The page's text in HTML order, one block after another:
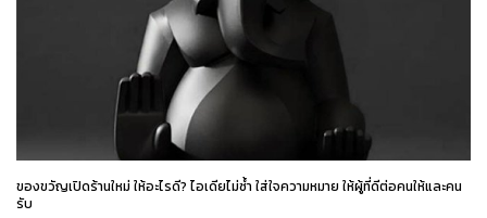
ของขวัญเปิดร้านใหม่ ให้อะไรดี? ไอเดียไม่ซ้ำ ใส่ใจความหมาย ให้ผู้ที่ดีต่อคนให้และคน
รับ